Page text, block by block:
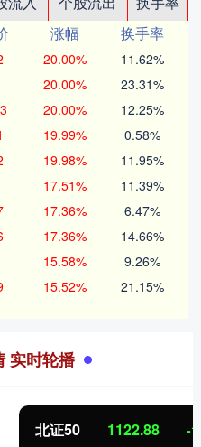
涨幅
换手率
20.00% 11.62%
20.00% 23.31%
20.00% 12.25%
19.99% 0.58%
19.98% 11.95%
17.51% 11.39%
17.36% 6.47%
17.36% 14.66%
15.58% 9.26%
15.52% 21.15%
实时轮播
-11.37 -1.00%